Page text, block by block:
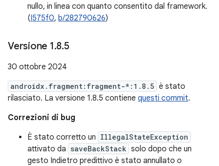
nullo, in linea con quanto consentito dal framework.
(I575f0, b/282790626)
Versione 1.8.5
30 ottobre 2024
androidx.fragment:fragment-*:1.8.5 è stato
rilasciato. La versione 1.8.5 contiene questi commit.
Correzioni di bug
È stato corretto un IllegalStateException
attivato da saveBackStack solo dopo che un
gesto Indietro predittivo è stato annullato o